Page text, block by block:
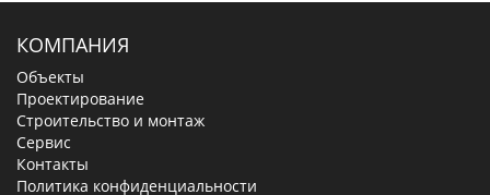
КОМПАНИЯ
Объекты
Проектирование
Строительство и монтаж
Сервис
Контакты
Политика конфиденциальности